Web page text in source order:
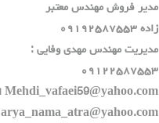
مدير فروش مهندس معتبر
زاده ٠٩١٩٢٥٨٧٥٥٣
مديريت مهندس مهدي وفايي :
٠٩١٢٢٥٨٧٥٥٣
Mehdi_vafaei59@yahoo.com ايميل
arya_nama_atra@yahoo.com ايميل